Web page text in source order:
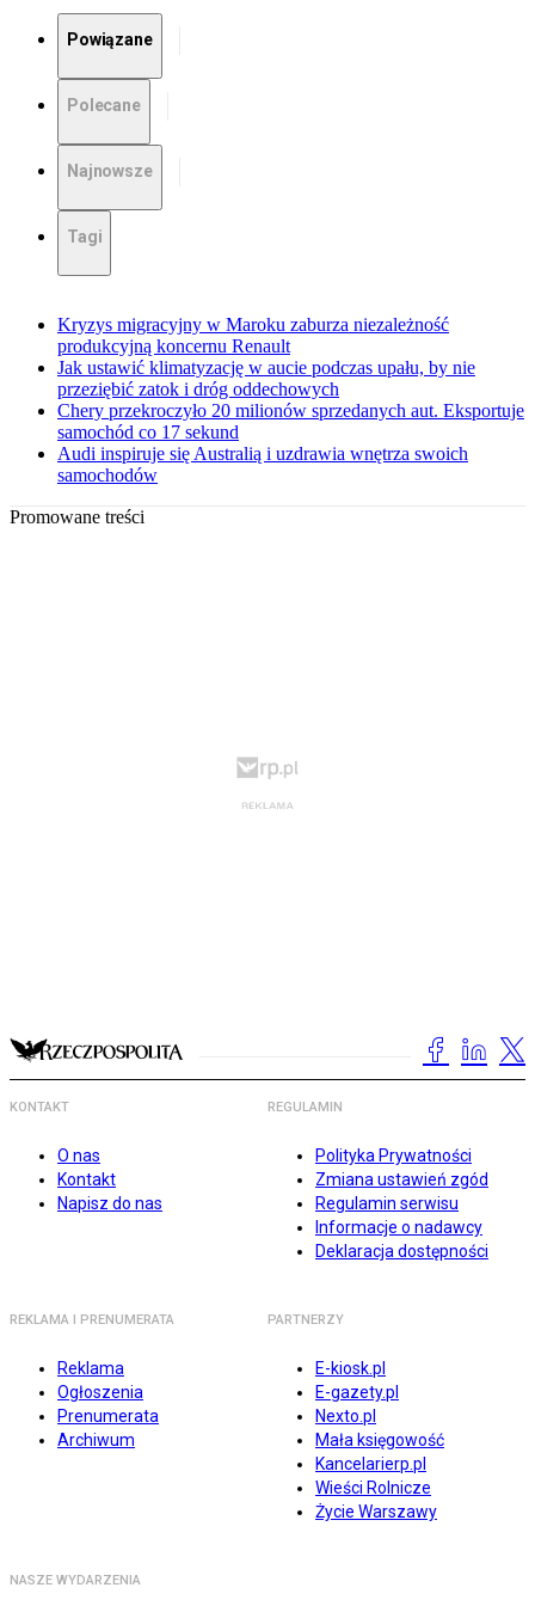
Powiązane
Polecane
Najnowsze
Tagi
Kryzys migracyjny w Maroku zaburza niezależność
produkcyjną koncernu Renault
Jak ustawić klimatyzację w aucie podczas upału, by nie
przeziębić zatok i dróg oddechowych
Chery przekroczyło 20 milionów sprzedanych aut. Eksportuje
samochód co 17 sekund
Audi inspiruje się Australią i uzdrawia wnętrza swoich
samochodów
Promowane treści
KONTAKT
O nas
Kontakt
Napisz do nas
REGULAMIN
Polityka Prywatności
Zmiana ustawień zgód
Regulamin serwisu
Informacje o nadawcy
Deklaracja dostępności
REKLAMA I PRENUMERATA
Reklama
Ogłoszenia
Prenumerata
Archiwum
PARTNERZY
E-kiosk.pl
E-gazety.pl
Nexto.pl
Mała księgowość
Kancelarierp.pl
Wieści Rolnicze
Życie Warszawy
NASZE WYDARZENIA